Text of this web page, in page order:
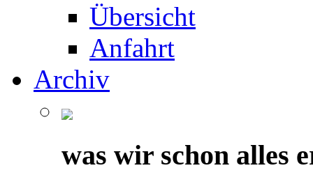
Übersicht
Anfahrt
Archiv
was wir schon alles